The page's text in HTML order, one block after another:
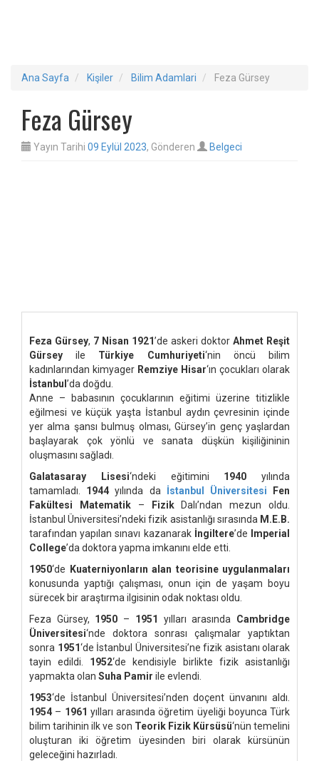
Ana Sayfa Kişiler Bilim Adamlari Feza Gürsey
Feza Gürsey
Yayın Tarihi 09 Eylül 2023, Gönderen Belgeci
Feza Gürsey, 7 Nisan 1921’de askeri doktor Ahmet Reşit
Gürsey ile Türkiye Cumhuriyeti‘nin öncü bilim
kadınlarından kimyager Remziye Hisar‘ın çocukları olarak
İstanbul ’da doğdu.
Anne – babasının çocuklarının eğitimi üzerine titizlikle
eğilmesi ve küçük yaşta İstanbul aydın çevresinin içinde
yer alma şansı bulmuş olması, Gürsey’in genç yaşlardan
başlayarak çok yönlü ve sanata düşkün kişiliğininin
oluşmasını sağladı.
Galatasaray Lisesi‘ndeki eğitimini 1940 yılında
tamamladı. 1944 yılında da İstanbul Üniversitesi
Fen
Fakültesi
Matematik– FizikDalı’ndan mezun oldu.
İstanbul Üniversitesi’ndeki fizik asistanlığı sırasında M.E.B.
tarafından yapılan sınavı kazanarak İngiltere’de
Imperial
College’da doktora yapma imkanını elde etti.
1950‘de
Kuaterniyonların alan teorisine uygulanmaları
konusunda yaptığı çalışması, onun için de yaşam boyu
sürecek bir araştırma ilgisinin odak noktası oldu.
Feza Gürsey, 1950 – 1951 yılları arasında Cambridge
Üniversitesi‘nde doktora sonrası çalışmalar yaptıktan
sonra 1951‘de İstanbul Üniversitesi’ne fizik asistanı olarak
tayin edildi. 1952‘de kendisiyle birlikte fizik asistanlığı
yapmakta olan Suha Pamir ile evlendi.
1953‘de İstanbul Üniversitesi’nden doçent ünvanını aldı.
1954 – 1961 yılları arasında öğretim üyeliği boyunca Türk
bilim tarihinin ilk ve son Teorik Fizik Kürsüsü‘nün temelini
oluşturan iki öğretim üyesinden biri olarak kürsünün
geleceğini hazırladı.